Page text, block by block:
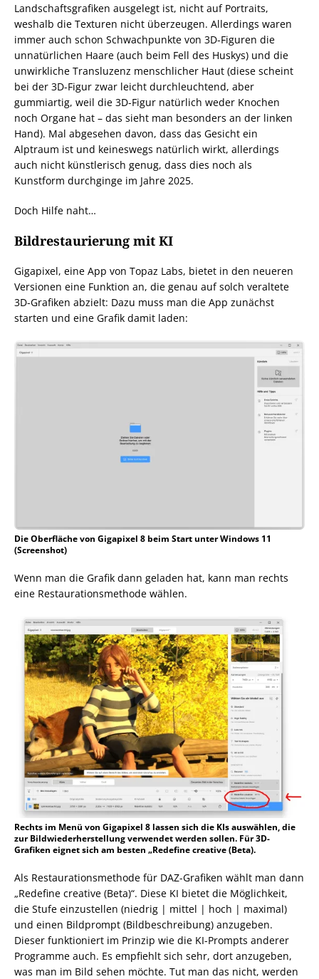
Landschaftsgrafiken ausgelegt ist, nicht auf Portraits,
weshalb die Texturen nicht überzeugen. Allerdings waren
immer auch schon Schwachpunkte von 3D-Figuren die
unnatürlichen Haare (auch beim Fell des Huskys) und die
unwirkliche Transluzenz menschlicher Haut (diese scheint
bei der 3D-Figur zwar leicht durchleuchtend, aber
gummiartig, weil die 3D-Figur natürlich weder Knochen
noch Organe hat – das sieht man besonders an der linken
Hand). Mal abgesehen davon, dass das Gesicht ein
Alptraum ist und keineswegs natürlich wirkt, allerdings
auch nicht künstlerisch genug, dass dies noch als
Kunstform durchginge im Jahre 2025.
Doch Hilfe naht…
Bildrestaurierung mit KI
Gigapixel, eine App von Topaz Labs, bietet in den neueren
Versionen eine Funktion an, die genau auf solch veraltete
3D-Grafiken abzielt: Dazu muss man die App zunächst
starten und eine Grafik damit laden:
Die Oberfläche von Gigapixel 8 beim Start unter Windows 11
(Screenshot)
Wenn man die Grafik dann geladen hat, kann man rechts
eine Restaurationsmethode wählen.
Rechts im Menü von Gigapixel 8 lassen sich die KIs auswählen, die
zur Bildwiederherstellung verwendet werden sollen. Für 3D-
Grafiken eignet sich am besten „Redefine creative (Beta).
Als Restaurationsmethode für DAZ-Grafiken wählt man dann
„Redefine creative (Beta)“. Diese KI bietet die Möglichkeit,
die Stufe einzustellen (niedrig | mittel | hoch | maximal)
und einen Bildprompt (Bildbeschreibung) anzugeben.
Dieser funktioniert im Prinzip wie die KI-Prompts anderer
Programme auch. Es empfiehlt sich sehr, dort anzugeben,
was man im Bild sehen möchte. Tut man das nicht, werden